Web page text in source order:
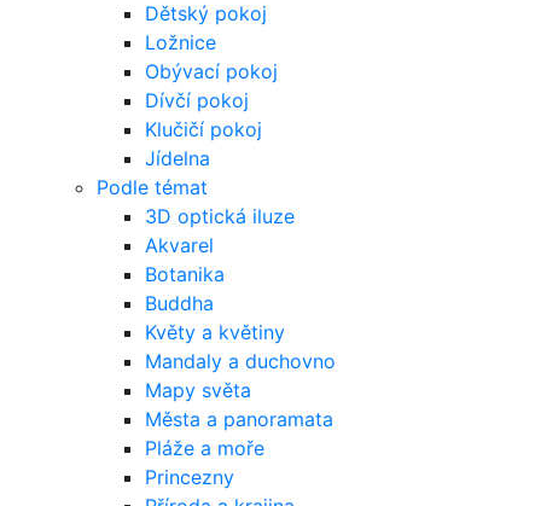
Dětský pokoj
Ložnice
Obývací pokoj
Dívčí pokoj
Klučičí pokoj
Jídelna
Podle témat
3D optická iluze
Akvarel
Botanika
Buddha
Květy a květiny
Mandaly a duchovno
Mapy světa
Města a panoramata
Pláže a moře
Princezny